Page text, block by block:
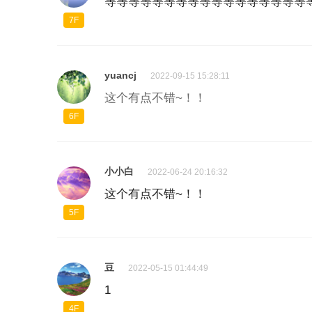
7F
6F
yuancj 2022-09-15 15:28:11
这个有点不错~！！
5F
小小白 2022-06-24 20:16:32
这个有点不错~！！
4F
豆 2022-05-15 01:44:49
1